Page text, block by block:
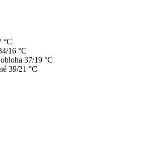
°C
16 °C
37/19 °C
39/21 °C